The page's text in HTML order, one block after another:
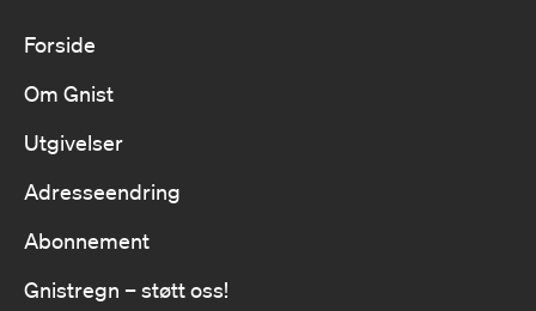
Forside
Om Gnist
Utgivelser
Adresseendring
Abonnement
Gnistregn – støtt oss!